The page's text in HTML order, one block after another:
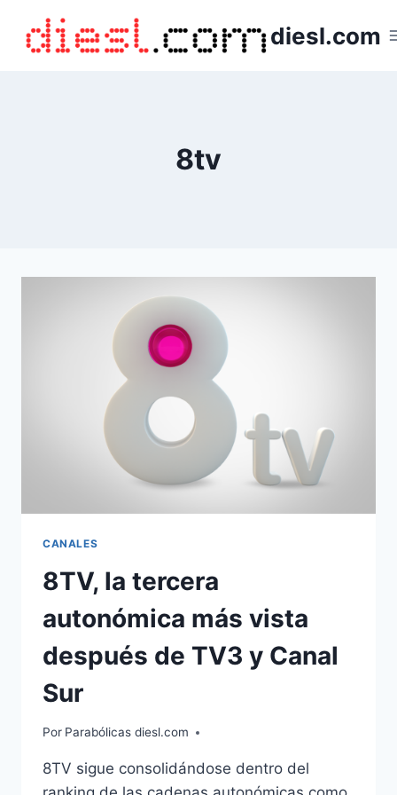
contenido
diesl.com
8tv
CANALES
8TV, la tercera
autonómica más vista
después de TV3 y Canal
Sur
Por Parabólicas diesl.com
8TV sigue consolidándose dentro del